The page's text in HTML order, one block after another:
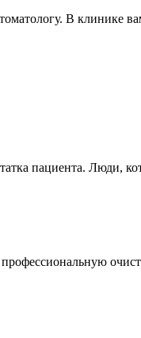
В клинике
пациента. Люди,